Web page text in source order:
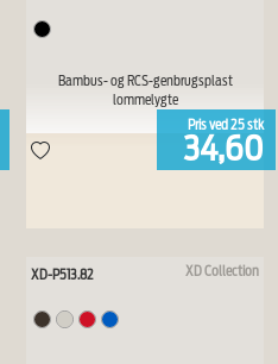
Bambus- og RCS-genbrugsplast
lommelygte
Pris ved 25stk
34,60
XD Collection
XD-P513.82